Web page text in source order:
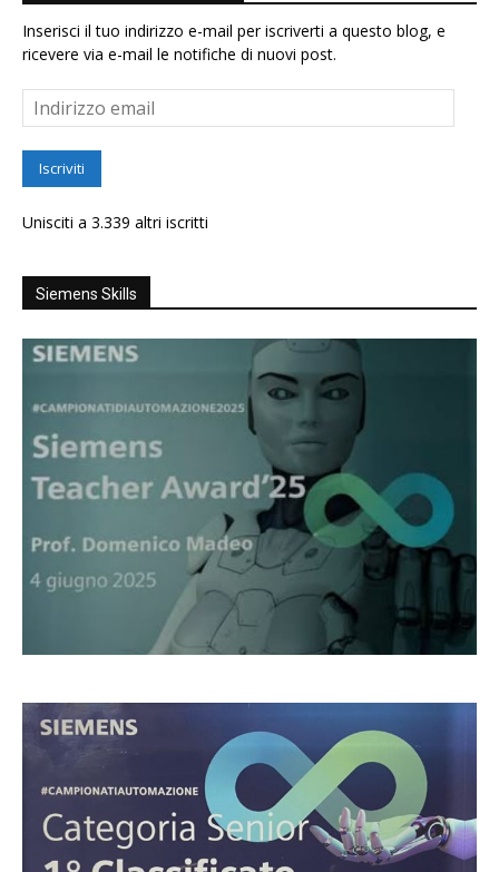
Inserisci il tuo indirizzo e-mail per iscriverti a questo blog, e
ricevere via e-mail le notifiche di nuovi post.
Indirizzo
email
Iscriviti
Unisciti a 3.339 altri iscritti
Siemens Skills